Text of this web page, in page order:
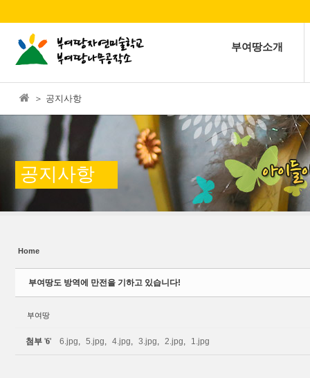
부여땅소개
＞ 공지사항
공지사항
Home
부여땅도 방역에 만전을 기하고 있습니다!
부여땅
첨부 '6' 6.jpg, 5.jpg, 4.jpg, 3.jpg, 2.jpg, 1.jpg
Sketchbook5, 스케치북5
Sketchbook5, 스케치북5